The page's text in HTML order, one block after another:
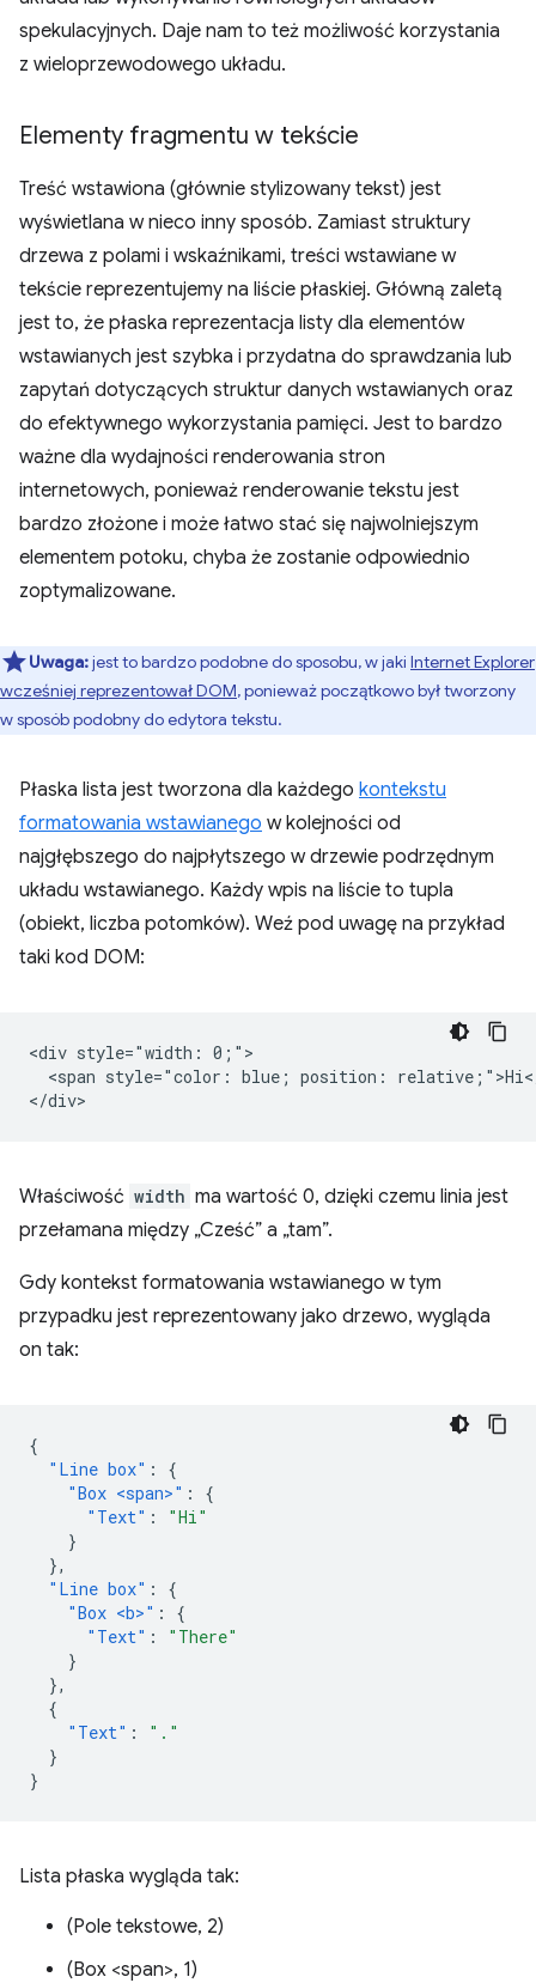
spekulacyjnych. Daje nam to też możliwość korzystania
z wieloprzewodowego układu.
Elementy fragmentu w tekście
Treść wstawiona (głównie stylizowany tekst) jest
wyświetlana w nieco inny sposób. Zamiast struktury
drzewa z polami i wskaźnikami, treści wstawiane w
tekście reprezentujemy na liście płaskiej. Główną zaletą
jest to, że płaska reprezentacja listy dla elementów
wstawianych jest szybka i przydatna do sprawdzania lub
zapytań dotyczących struktur danych wstawianych oraz
do efektywnego wykorzystania pamięci. Jest to bardzo
ważne dla wydajności renderowania stron
internetowych, ponieważ renderowanie tekstu jest
bardzo złożone i może łatwo stać się najwolniejszym
elementem potoku, chyba że zostanie odpowiednio
zoptymalizowane.
Uwaga:jest to bardzo podobne do sposobu, w jaki Internet Explorer
wcześniej reprezentował DOM, ponieważ początkowo był tworzony
w sposób podobny do edytora tekstu.
Płaska lista jest tworzona dla każdego kontekstu
formatowania wstawianego w kolejności od
najgłębszego do najpłytszego w drzewie podrzędnym
układu wstawianego. Każdy wpis na liście to tupla
(obiekt, liczba potomków). Weź pod uwagę na przykład
taki kod DOM:
<div style="width: 0;">
<span style="color: blue; position:
Właściwość width ma wartość 0, dzięki czemu linia jest
przełamana między „Cześć” a „tam”.
Gdy kontekst formatowania wstawianego w tym
przypadku jest reprezentowany jako drzewo, wygląda
on tak:
{
"Line box" :
{
"Box <span>" :
{
"Text" :
"Hi"
}
},
"Line box" :
{
"Box <b>" :
{
"Text" :
"There"
}
},
{
"Text" :
"."
}
}
Lista płaska wygląda tak:
(Pole tekstowe, 2)
(Box <span>, 1)